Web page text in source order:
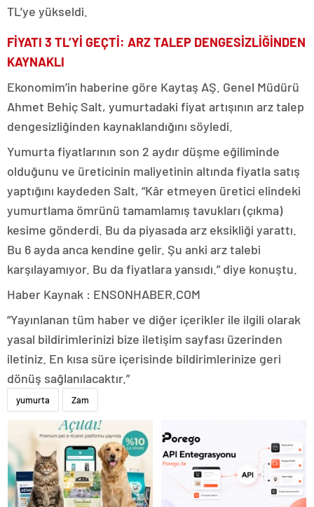
TL’ye yükseldi.
FİYATI 3 TL’Yİ GEÇTİ: ARZ TALEP DENGESİZLİĞİNDEN
KAYNAKLI
Ekonomim’in haberine göre Kaytaş AŞ. Genel Müdürü
Ahmet Behiç Salt, yumurtadaki fiyat artışının arz talep
dengesizliğinden kaynaklandığını söyledi.
Yumurta fiyatlarının son 2 aydır düşme eğiliminde
olduğunu ve üreticinin maliyetinin altında fiyatla satış
yaptığını kaydeden Salt, “Kâr etmeyen üretici elindeki
yumurtlama ömrünü tamamlamış tavukları (çıkma)
kesime gönderdi. Bu da piyasada arz eksikliği yarattı.
Bu 6 ayda anca kendine gelir. Şu anki arz talebi
karşılayamıyor. Bu da fiyatlara yansıdı.” diye konuştu.
Haber Kaynak : ENSONHABER.COM
“Yayınlanan tüm haber ve diğer içerikler ile ilgili olarak
yasal bildirimlerinizi bize iletişim sayfası üzerinden
iletiniz. En kısa süre içerisinde bildirimlerinize geri
dönüş sağlanılacaktır.”
yumurta Zam